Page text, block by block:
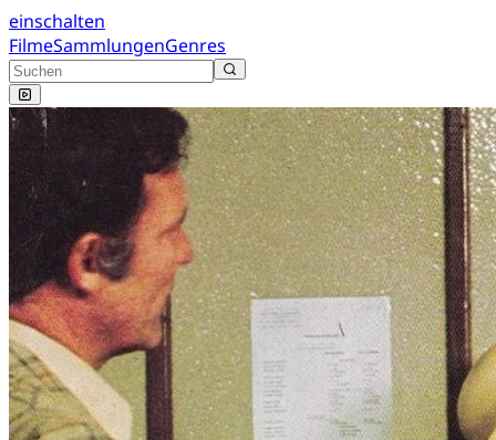
einschalten
FilmeSammlungenGenres